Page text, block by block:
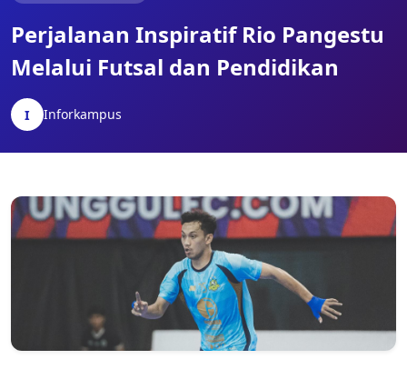
Perjalanan Inspiratif Rio Pangestu
Melalui Futsal dan Pendidikan
I Inforkampus